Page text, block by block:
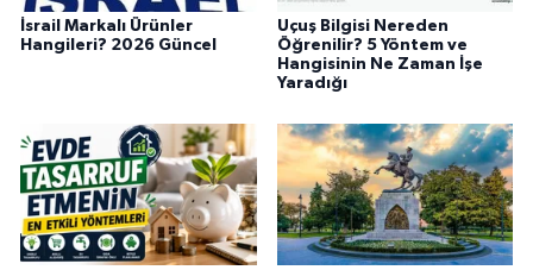
İsrail Markalı Ürünler
Hangileri? 2026 Güncel
Uçuş Bilgisi Nereden
Öğrenilir? 5 Yöntem ve
Hangisinin Ne Zaman İşe
Yaradığı